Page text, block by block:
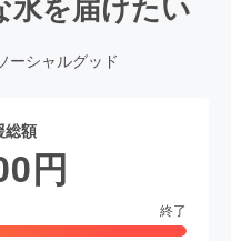
ーシャルグッド
総額
円
終了